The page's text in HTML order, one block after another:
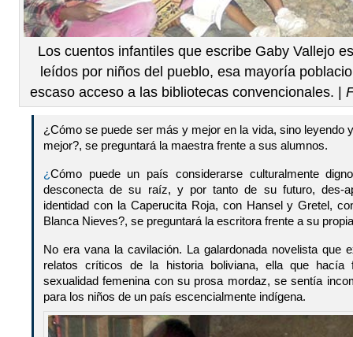
Los cuentos infantiles que escribe Gaby Vallejo
leídos por niños del pueblo, esa mayoría
escaso acceso a las bibliotecas convencionales. |
¿Cómo se puede ser más y mejor en la vida, sino leyendo
mejor?, se preguntará la maestra frente a sus alumnos.
¿Cómo puede un país considerarse culturalmente
desconecta de su raíz, y por tanto de su futuro, des-
identidad con la Caperucita Roja, con Hansel y Gretel,
Blanca Nieves?, se preguntará la escritora frente a su
No era vana la cavilación. La galardonada novelista que
relatos críticos de la historia boliviana, ella que hacía
sexualidad femenina con su prosa mordaz, se sentía
para los niños de un país escencialmente indígena.